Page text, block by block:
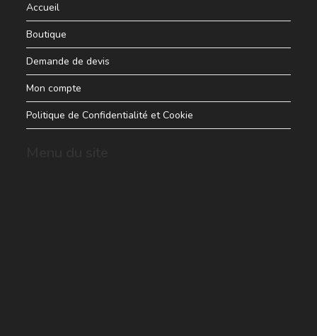
Accueil
Boutique
Demande de devis
Mon compte
Politique de Confidentialité et Cookie